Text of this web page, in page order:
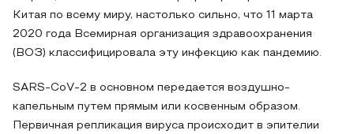
Китая по всему миру, настолько сильно, что 11 марта
2020 года Всемирная организация здравоохранения
(ВОЗ) классифицировала эту инфекцию как пандемию.
SARS-CoV-2 в основном передается воздушно-
капельным путем прямым или косвенным образом.
Первичная репликация вируса происходит в эпителии